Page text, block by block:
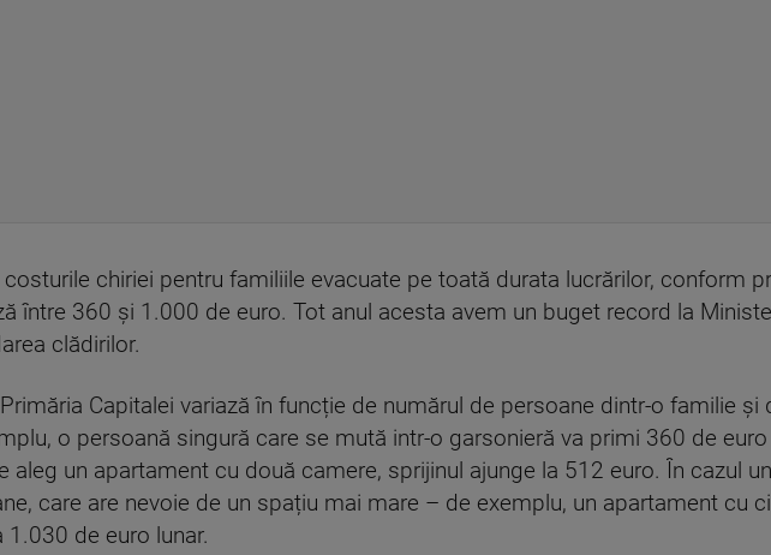
chiriei pentru familiile evacuate pe toată durata lucrărilor, conform
între 360 și 1.000 de euro. Tot anul acesta avem un buget record la
clădirilor.
Capitalei variază în funcție de numărul de persoane dintr-o familie și
o persoană singură care se mută intr-o garsonieră va primi 360 de euro
aleg un apartament cu două camere, sprijinul ajunge la 512 euro. În cazul
care are nevoie de un spațiu mai mare – de exemplu, un apartament cu
de euro lunar.